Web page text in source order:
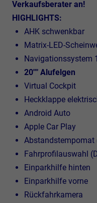
Verkaufsberater an!
HIGHLIGHTS:
AHK schwenkbar
Matrix-LED-
Navigationssystem
20"" Alufelgen
Virtual Cockpit
Heckklappe
Android Auto
Apple Car Play
Abstandstempomat
Fahrprofilauswahl
Einparkhilfe hinten
Einparkhilfe vorne
Rückfahrkamera